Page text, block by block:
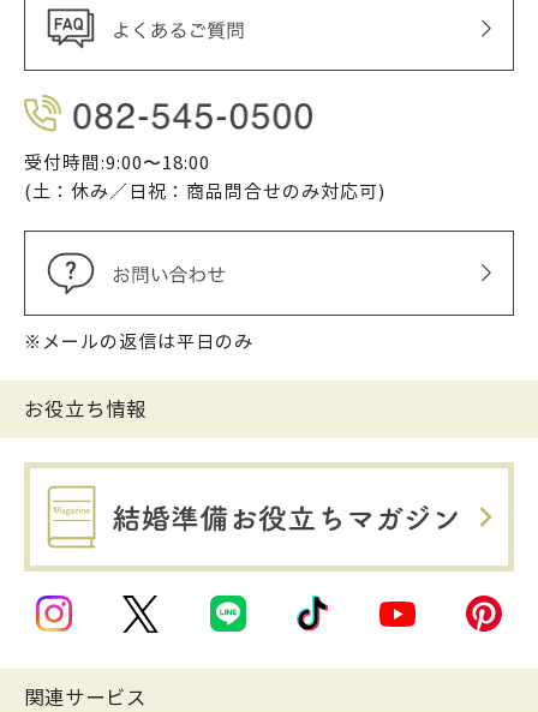
受付時間:9:00〜18:00
(土：休み／日祝：商品問合せのみ対応可)
※メールの返信は平日のみ
お役立ち情報
関連サービス